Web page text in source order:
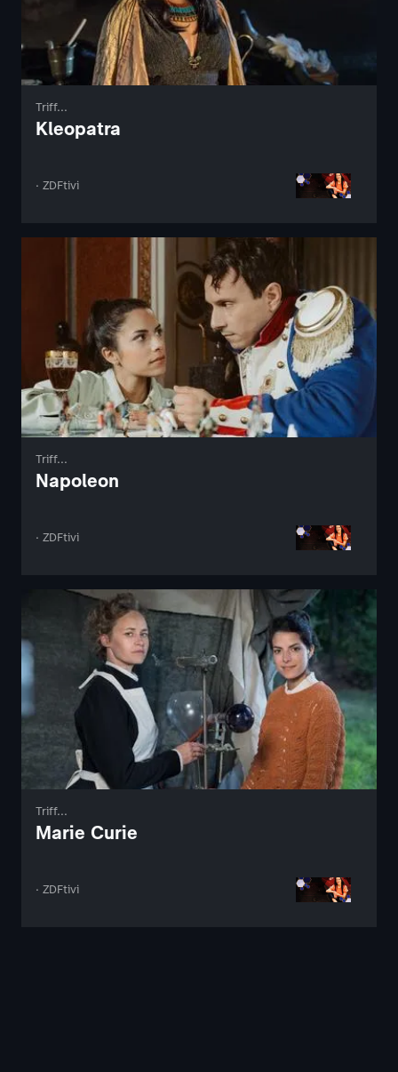
Triff...
Kleopatra
· ZDFtivi
Triff...
Napoleon
· ZDFtivi
Triff...
Marie Curie
· ZDFtivi